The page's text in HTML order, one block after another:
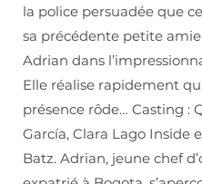
la police persuadée que
sa précédente petite
Adrian dans
Elle réalise rapidement
présence rôde… Casting :
García, Clara Lago Inside
Batz. Adrian, jeune chef